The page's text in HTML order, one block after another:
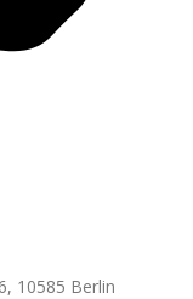
10585 Berlin